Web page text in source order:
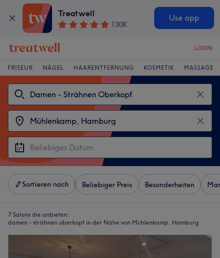
Treatwell
130K
Use app
LOGIN
FRISEUR NÄGEL HAARENTFERNUNG KOSMETIK MASSAGE
Sortieren nach Beliebiger Preis Besonderheiten
7 Salons die anbieten:
damen - strähnen oberkopf in der Nähe von Mühlenkamp, Hamburg